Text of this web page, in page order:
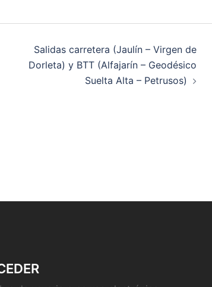
Salidas carretera (Jaulín – Virgen de
Dorleta) y BTT (Alfajarín – Geodésico
Suelta Alta – Petrusos)